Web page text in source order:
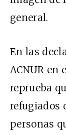
general.
En las
ACNUR en
reprueba
refugiados
personas